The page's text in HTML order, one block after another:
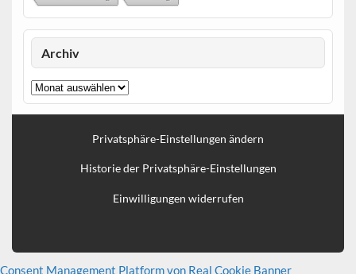
Archiv
Archiv
Privatsphäre-Einstellungen ändern
Historie der Privatsphäre-Einstellungen
Einwilligungen widerrufen
Consent Management Platform von Real Cookie Banner